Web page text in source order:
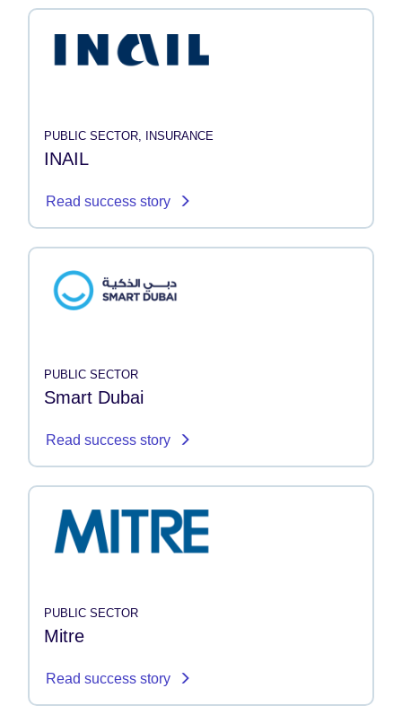
PUBLIC SECTOR, INSURANCE
INAIL
Read success story
PUBLIC SECTOR
Smart Dubai
Read success story
PUBLIC SECTOR
Mitre
Read success story